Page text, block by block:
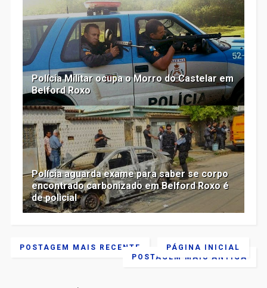
Polícia Militar ocupa o Morro do Castelar em
Belford Roxo
Polícia aguarda exame para saber se corpo
encontrado carbonizado em Belford Roxo é
de policial
POSTAGEM MAIS RECENTE
POSTAGEM MAIS ANTIGA
PÁGINA INICIAL